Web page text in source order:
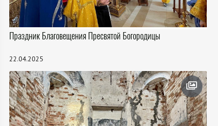
Праздник Благовещения Пресвятой Богородицы
22.04.2025